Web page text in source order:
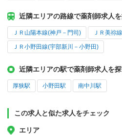
近隣エリアの路線で薬剤師求人
ＪＲ山陽本線(神戸－門司) ＪＲ美祢
ＪＲ小野田線(宇部新川－小野田)
近隣エリアの駅で薬剤師求人を
厚狭駅 小野田駅 南中川駅
この求人と似た求人をチェック
エリア